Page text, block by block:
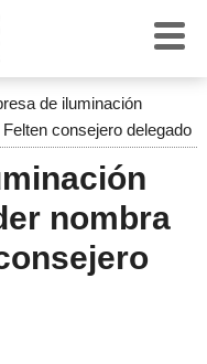
de iluminación
consejero delegado
nombra